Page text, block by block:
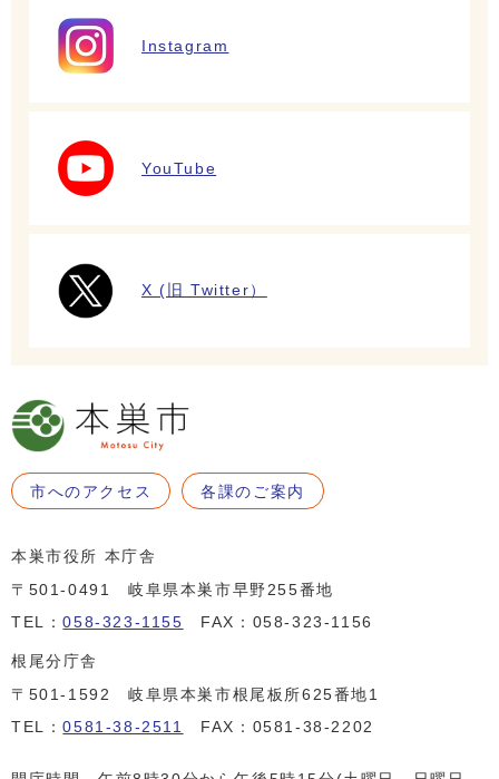
Instagram
YouTube
X (旧 Twitter）
市へのアクセス 各課のご案内
本巣市役所 本庁舎
〒501-0491 岐阜県本巣市早野255番地
TEL：058-323-1155 FAX：058-323-1156
根尾分庁舎
〒501-1592 岐阜県本巣市根尾板所625番地1
TEL：0581-38-2511 FAX：0581-38-2202